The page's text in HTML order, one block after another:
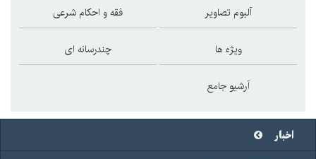
آلبوم تصاویر فقه و احکام شرعی
ویژه ها چندرسانه ای
آرشیو جامع
اخبار